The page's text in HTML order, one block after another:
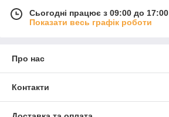
Сьогодні працює з 09:00 до 17:00
Показати весь графік роботи
Про нас
Контакти